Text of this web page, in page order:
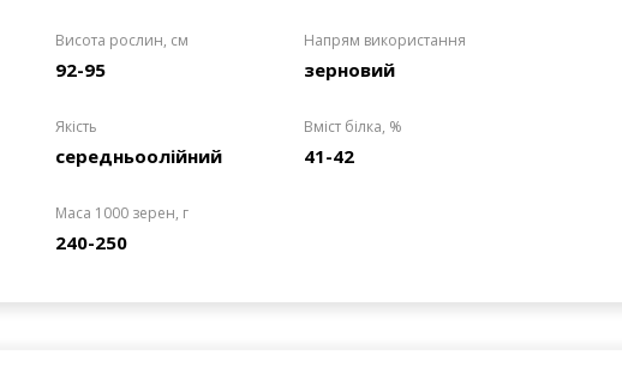
Висота рослин, см
92-95
Напрям використання
зерновий
Якість
середньоолійний
Вміст білка, %
41-42
Маса 1000 зерен, г
240-250